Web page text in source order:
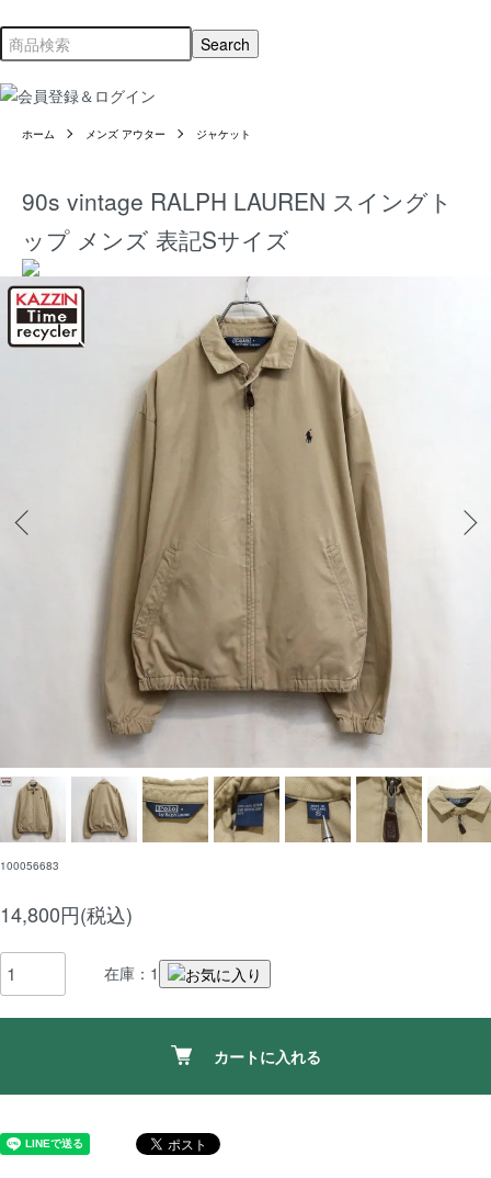
ホーム メンズ アウター ジャケット
90s vintage RALPH LAUREN スイングト
ップ メンズ 表記Sサイズ
100056683
14,800円(税込)
在庫：1
カートに入れる